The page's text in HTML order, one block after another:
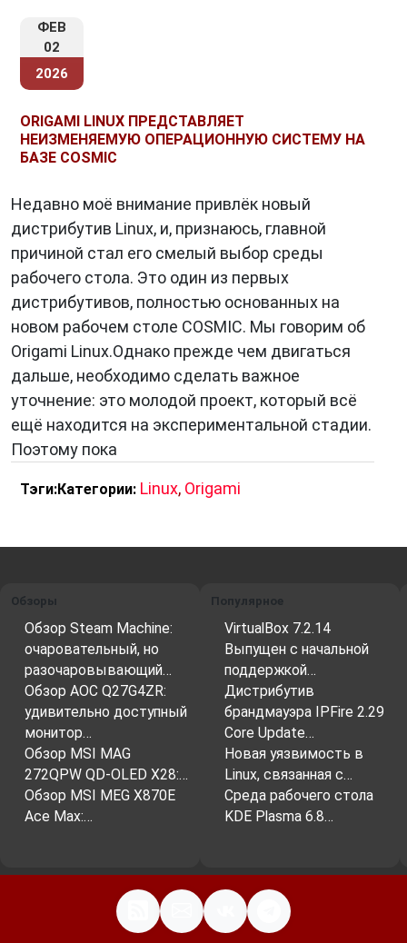
ФЕВ
02
2026
ORIGAMI LINUX ПРЕДСТАВЛЯЕТ
НЕИЗМЕНЯЕМУЮ ОПЕРАЦИОННУЮ СИСТЕМУ НА
БАЗЕ COSMIC
Недавно моё внимание привлёк новый
дистрибутив Linux, и, признаюсь, главной
причиной стал его смелый выбор среды
рабочего стола. Это один из первых
дистрибутивов, полностью основанных на
новом рабочем столе COSMIC. Мы говорим об
Origami Linux.Однако прежде чем двигаться
дальше, необходимо сделать важное
уточнение: это молодой проект, который всё
ещё находится на экспериментальной стадии.
Поэтому пока
Тэги:Категории: Linux, Origami
Обзоры
Обзор Steam Machine:
очаровательный, но
разочаровывающий…
Обзор AOC Q27G4ZR:
удивительно доступный
монитор…
Обзор MSI MAG
272QPW QD-OLED X28:…
Обзор MSI MEG X870E
Ace Max:…
Популярное
VirtualBox 7.2.14
Выпущен с начальной
поддержкой…
Дистрибутив
брандмауэра IPFire 2.29
Core Update…
Новая уязвимость в
Linux, связанная с…
Среда рабочего стола
KDE Plasma 6.8…